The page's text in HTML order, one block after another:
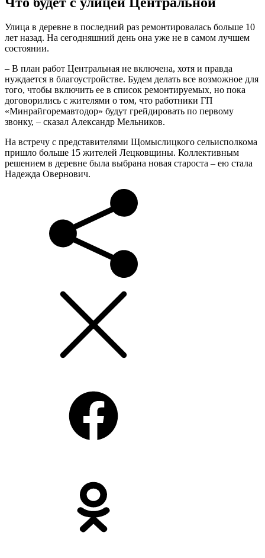
Улица в деревне в последний раз ремонтировалась больше 10
лет назад. На сегодняшний день она уже не в самом лучшем
состоянии.
– В план работ Центральная не включена, хотя и правда
нуждается в благоустройстве. Будем делать все возможное для
того, чтобы включить ее в список ремонтируемых, но пока
договорились с жителями о том, что работники ГП
«Минрайгоремавтодор» будут грейдировать по первому
звонку, – сказал Александр Мельников.
На встречу с представителями Щомыслицкого сельисполкома
пришло больше 15 жителей Лецковщины. Коллективным
решением в деревне была выбрана новая староста – ею стала
Надежда Овернович.